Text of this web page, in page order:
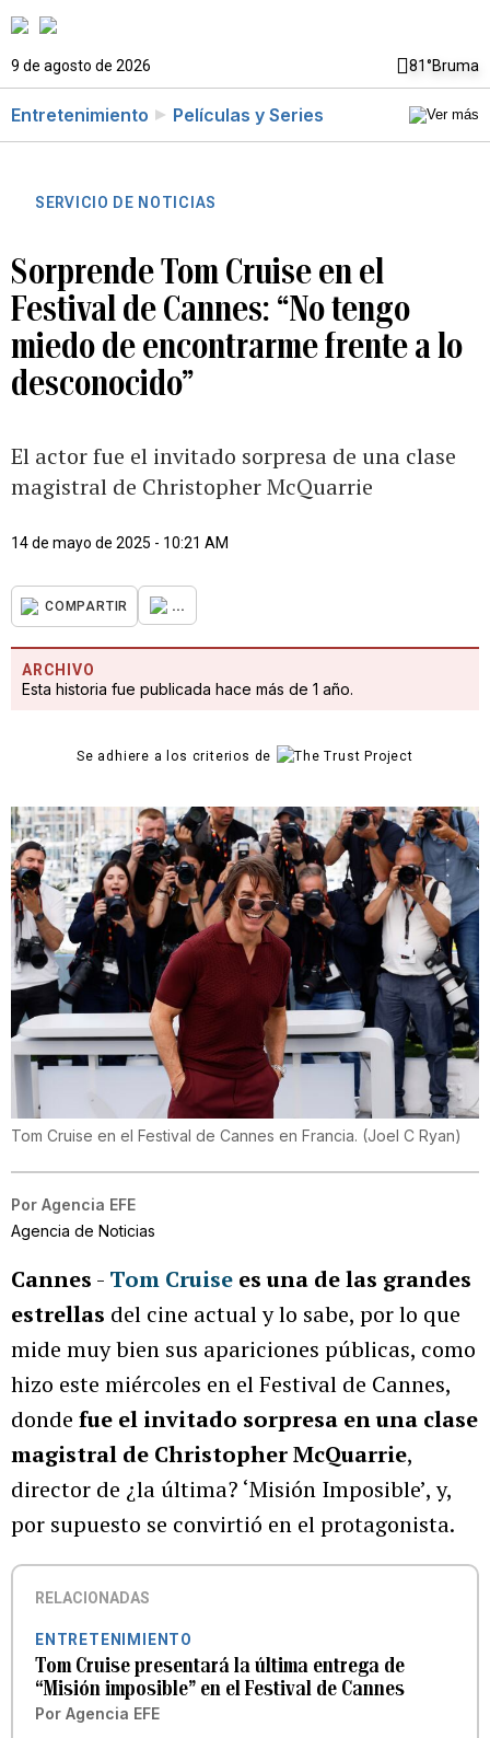
9 de agosto de 2026 81°Bruma
Entretenimiento Películas y Series
SERVICIO DE NOTICIAS
Sorprende Tom Cruise en el
Festival de Cannes: “No tengo
miedo de encontrarme frente a lo
desconocido”
El actor fue el invitado sorpresa de una clase
magistral de Christopher McQuarrie
14 de mayo de 2025 - 10:21 AM
COMPARTIR ...
ARCHIVO
Esta historia fue publicada hace más de 1 año.
Se adhiere a los criterios de
Tom Cruise en el Festival de Cannes en Francia. (Joel C Ryan)
Por Agencia EFE
Agencia de Noticias
Cannes - Tom Cruise es una de las grandes
estrellas del cine actual y lo sabe, por lo que
mide muy bien sus apariciones públicas, como
hizo este miércoles en el Festival de Cannes,
donde fue el invitado sorpresa en una clase
magistral de Christopher McQuarrie,
director de ¿la última? ‘Misión Imposible’, y,
por supuesto se convirtió en el protagonista.
RELACIONADAS
ENTRETENIMIENTO
Tom Cruise presentará la última entrega de
“Misión imposible” en el Festival de Cannes
Por Agencia EFE